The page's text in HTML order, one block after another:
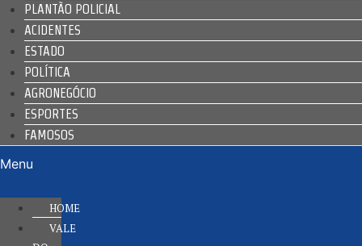
PLANTÃO POLICIAL
ACIDENTES
ESTADO
POLÍTICA
AGRONEGÓCIO
ESPORTES
FAMOSOS
Menu
HOME
VALE